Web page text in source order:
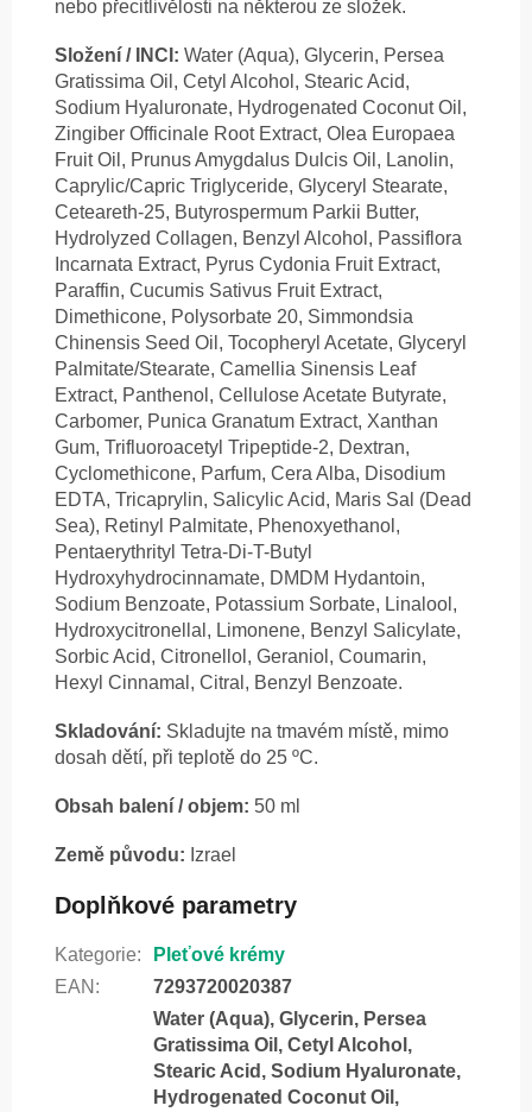
nebo přecitlivělosti na některou ze složek.
Složení / INCI: Water (Aqua), Glycerin, Persea
Gratissima Oil, Cetyl Alcohol, Stearic Acid,
Sodium Hyaluronate, Hydrogenated Coconut Oil,
Zingiber Officinale Root Extract, Olea Europaea
Fruit Oil, Prunus Amygdalus Dulcis Oil, Lanolin,
Caprylic/Capric Triglyceride, Glyceryl Stearate,
Ceteareth-25, Butyrospermum Parkii Butter,
Hydrolyzed Collagen, Benzyl Alcohol, Passiflora
Incarnata Extract, Pyrus Cydonia Fruit Extract,
Paraffin, Cucumis Sativus Fruit Extract,
Dimethicone, Polysorbate 20, Simmondsia
Chinensis Seed Oil, Tocopheryl Acetate, Glyceryl
Palmitate/Stearate, Camellia Sinensis Leaf
Extract, Panthenol, Cellulose Acetate Butyrate,
Carbomer, Punica Granatum Extract, Xanthan
Gum, Trifluoroacetyl Tripeptide-2, Dextran,
Cyclomethicone, Parfum, Cera Alba, Disodium
EDTA, Tricaprylin, Salicylic Acid, Maris Sal (Dead
Sea), Retinyl Palmitate, Phenoxyethanol,
Pentaerythrityl Tetra-Di-T-Butyl
Hydroxyhydrocinnamate, DMDM Hydantoin,
Sodium Benzoate, Potassium Sorbate, Linalool,
Hydroxycitronellal, Limonene, Benzyl Salicylate,
Sorbic Acid, Citronellol, Geraniol, Coumarin,
Hexyl Cinnamal, Citral, Benzyl Benzoate.
Skladování: Skladujte na tmavém místě, mimo
dosah dětí, při teplotě do 25 ºC.
Obsah balení / objem: 50 ml
Země původu: Izrael
Doplňkové parametry
Kategorie:
Pleťové krémy
EAN : 7293720020387
Water (Aqua), Glycerin, Persea
Gratissima Oil, Cetyl Alcohol,
Stearic Acid, Sodium Hyaluronate,
Hydrogenated Coconut Oil,